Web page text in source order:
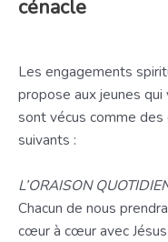
cénacle
Les engagements
propose aux jeunes
sont vécus comme des
suivants :
L’ORAISON
Chacun de nous
cœur à cœur avec